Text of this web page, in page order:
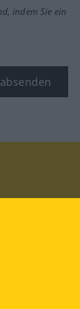
indem Sie ein